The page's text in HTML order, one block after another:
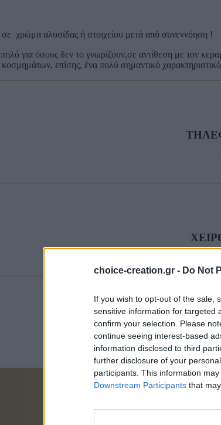
choice-creation.gr - Do Not
If you wish to opt-out of the sale,
sensitive information for targeted
confirm your selection. Please
continue seeing interest-based
information disclosed to third
further disclosure of your
participants. This information
Downstream Participants that
σε χρώμα αλυσίδας ή στοιχείου μετά από συνεννόηση !
για όσους δεν το γνωρίζουν,σε αντίθεση με τον
επίσης, ένα πολύ σημαντικό χαρακτηριστικό